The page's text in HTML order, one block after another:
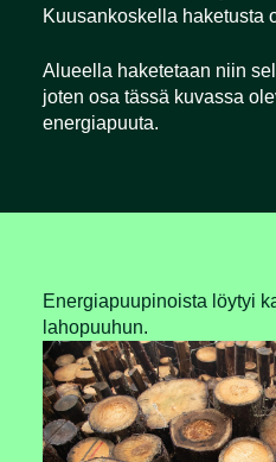
Kuusankoskella haketusta
Alueella haketetaan niin
joten osa tässä kuvassa
energiapuuta.
Energiapuupinoista löytyi
lahopuuhun.